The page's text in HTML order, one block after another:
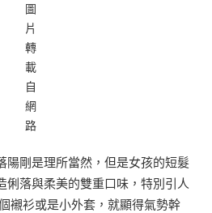
圖
片
轉
載
自
網
路
陽剛是理所當然，但是女孩的短髮
俐落與柔美的雙重口味，特別引人
襯衫或是小外套，就顯得氣勢幹